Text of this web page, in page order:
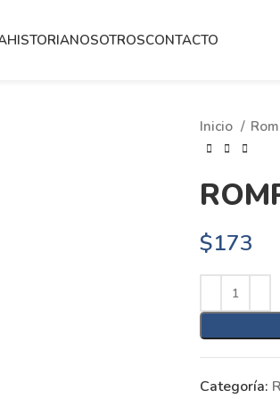
HISTORIANOSOTROSCONTACTO
Inicio
$173
Categoría: